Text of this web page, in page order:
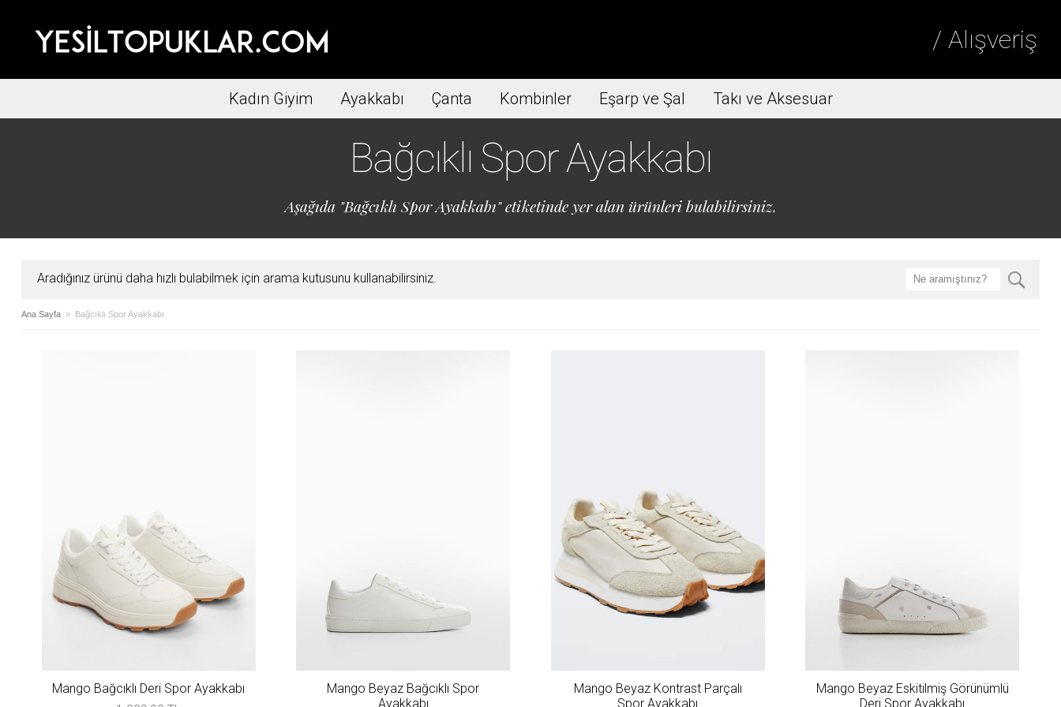
/ Alışveriş
Kadın Giyim Ayakkabı Çanta Kombinler Eşarp ve Şal Takı ve Aksesuar
Bağcıklı Spor Ayakkabı
Aşağıda "Bağcıklı Spor Ayakkabı" etiketinde yer alan ürünleri bulabilirsiniz.
Aradığınız ürünü daha hızlı bulabilmek için arama kutusunu kullanabilirsiniz.
Ana Sayfa» Bağcıklı Spor Ayakkabı
Mango Bağcıklı Deri Spor Ayakkabı
Mango Beyaz Bağcıklı Spor
Ayakkabı
Mango Beyaz Kontrast Parçalı
Spor Ayakkabı
Mango Beyaz Eskitilmiş Görünümlü
Deri Spor Ayakkabı